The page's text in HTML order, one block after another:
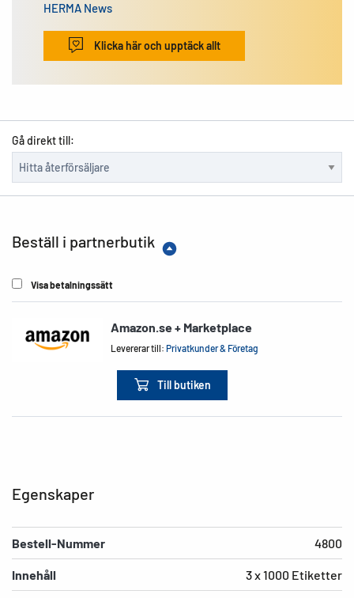
HERMA News
Klicka här och upptäck allt
Gå direkt till:
Beställ i partnerbutik
Visa betalningssätt
Amazon.se + Marketplace
Levererar till:Privatkunder & Företag
Till butiken
Egenskaper
Bestell-Nummer 4800
Innehåll 3 x 1000 Etiketter